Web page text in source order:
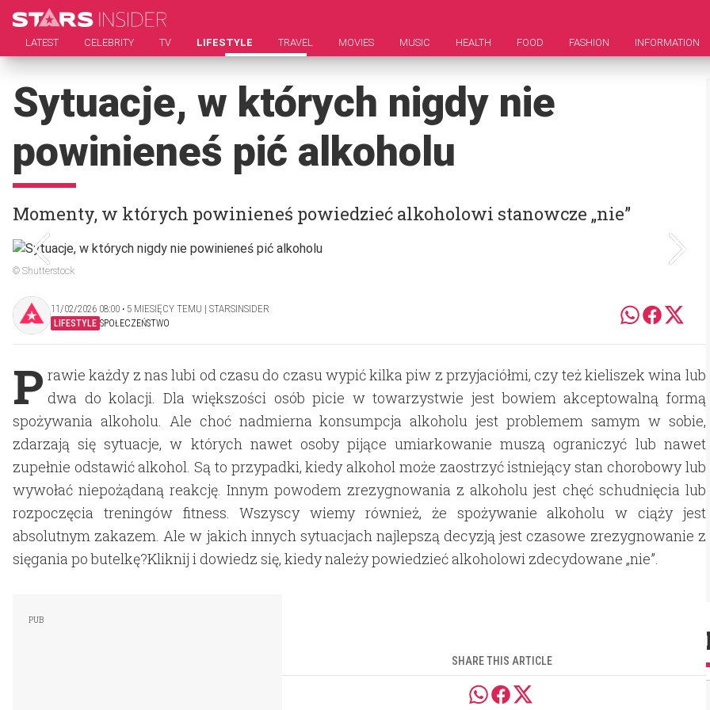
LATEST CELEBRITY TV LIFESTYLE TRAVEL MOVIES MUSIC HEALTH FOOD FASHION INFORMATION
Sytuacje, w których nigdy nie
powinieneś pić alkoholu
Momenty, w których powinieneś powiedzieć alkoholowi stanowcze „nie”
© Shutterstock
11/02/2026 08:00 ‧ 5 MIESIĘCY TEMU | STARSINSIDER
LIFESTYLE SPOŁECZEŃSTWO
P rawie każdy z nas lubi od czasu do czasu wypić kilka piw z przyjaciółmi, czy też kieliszek wina lub
dwa do kolacji. Dla większości osób picie w towarzystwie jest bowiem akceptowalną formą
spożywania alkoholu. Ale choć nadmierna konsumpcja alkoholu jest problemem samym w sobie,
zdarzają się sytuacje, w których nawet osoby pijące umiarkowanie muszą ograniczyć lub nawet
zupełnie odstawić alkohol. Są to przypadki, kiedy alkohol może zaostrzyć istniejący stan chorobowy lub
wywołać niepożądaną reakcję. Innym powodem zrezygnowania z alkoholu jest chęć schudnięcia lub
rozpoczęcia treningów fitness. Wszyscy wiemy również, że spożywanie alkoholu w ciąży jest
absolutnym zakazem. Ale w jakich innych sytuacjach najlepszą decyzją jest czasowe zrezygnowanie z
sięgania po butelkę?Kliknij i dowiedz się, kiedy należy powiedzieć alkoholowi zdecydowane „nie”.
SHARE THIS ARTICLE